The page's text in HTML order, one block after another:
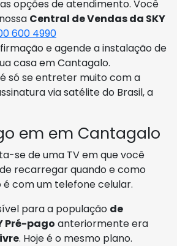
opções de atendimento. Você
Central de Vendas da SKY
600 4990
e agende a instalação de
casa em Cantagalo.
só se entreter muito com a
via satélite do Brasil, a
em em Cantagalo
se de uma TV em que você
recarregar quando e como
é com um telefone celular.
para a população de
Pré-pago anteriormente era
. Hoje é o mesmo plano.